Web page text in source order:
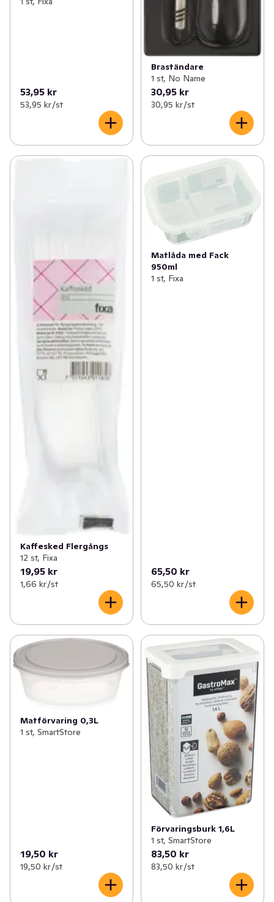
53,95 kr
53,95 kr /st
Braständare
1 st, No Name
30,95 kr
30,95 kr /st
Kaffesked Flergångs
12 st, Fixa
19,95 kr
1,66 kr /st
Matlåda med Fack
950ml
1 st, Fixa
65,50 kr
65,50 kr /st
Matförvaring 0,3L
1 st, SmartStore
19,50 kr
19,50 kr /st
Förvaringsburk 1,6L
1 st, SmartStore
83,50 kr
83,50 kr /st